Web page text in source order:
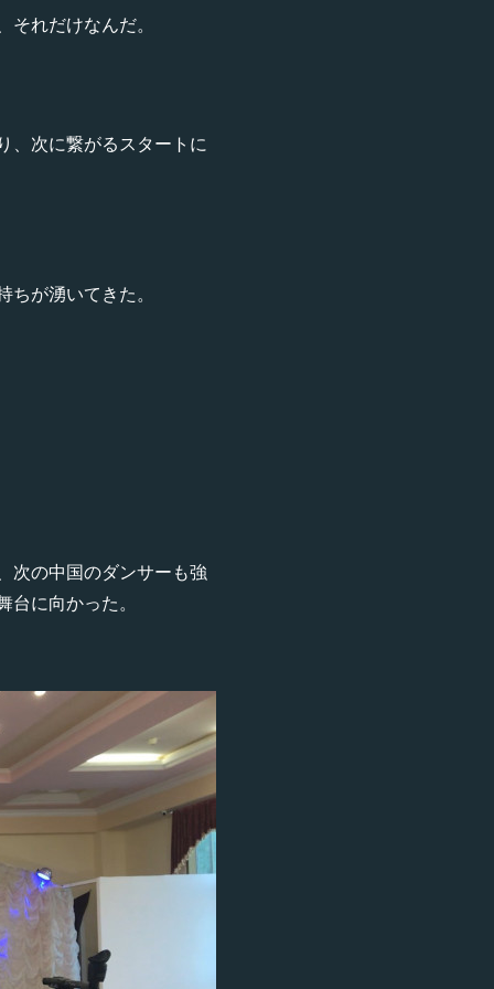
れだけなんだ。
、次に繋がるスタートに
が湧いてきた。
次の中国のダンサーも強
に向かった。